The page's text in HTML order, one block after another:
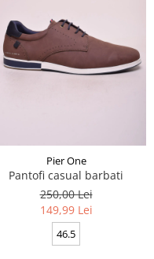
Pier One
Pantofi casual barbati
250,00 Lei
149,99 Lei
46.5